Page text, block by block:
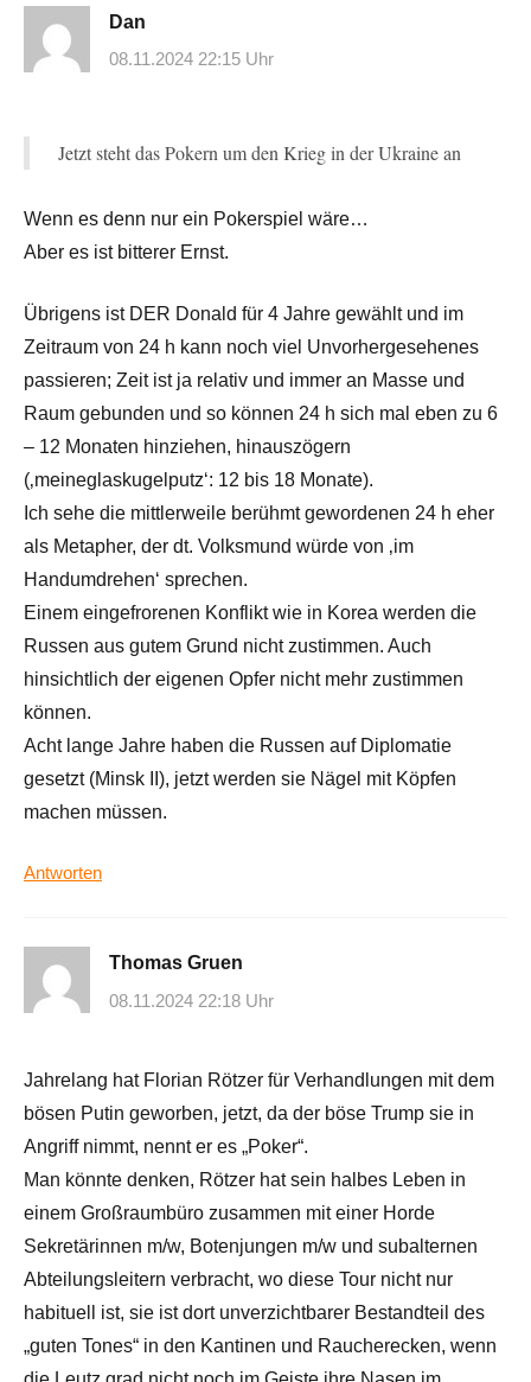
Dan
08.11.2024 22:15 Uhr
Jetzt steht das Pokern um den Krieg in der Ukraine an
Wenn es denn nur ein Pokerspiel wäre…
Aber es ist bitterer Ernst.
Übrigens ist DER Donald für 4 Jahre gewählt und im
Zeitraum von 24 h kann noch viel Unvorhergesehenes
passieren; Zeit ist ja relativ und immer an Masse und
Raum gebunden und so können 24 h sich mal eben zu 6
– 12 Monaten hinziehen, hinauszögern
(‚meineglaskugelputz‘: 12 bis 18 Monate).
Ich sehe die mittlerweile berühmt gewordenen 24 h eher
als Metapher, der dt. Volksmund würde von ‚im
Handumdrehen‘ sprechen.
Einem eingefrorenen Konflikt wie in Korea werden die
Russen aus gutem Grund nicht zustimmen. Auch
hinsichtlich der eigenen Opfer nicht mehr zustimmen
können.
Acht lange Jahre haben die Russen auf Diplomatie
gesetzt (Minsk II), jetzt werden sie Nägel mit Köpfen
machen müssen.
Antworten
Thomas Gruen
08.11.2024 22:18 Uhr
Jahrelang hat Florian Rötzer für Verhandlungen mit dem
bösen Putin geworben, jetzt, da der böse Trump sie in
Angriff nimmt, nennt er es „Poker“.
Man könnte denken, Rötzer hat sein halbes Leben in
einem Großraumbüro zusammen mit einer Horde
Sekretärinnen m/w, Botenjungen m/w und subalternen
Abteilungsleitern verbracht, wo diese Tour nicht nur
habituell ist, sie ist dort unverzichtbarer Bestandteil des
„guten Tones“ in den Kantinen und Raucherecken, wenn